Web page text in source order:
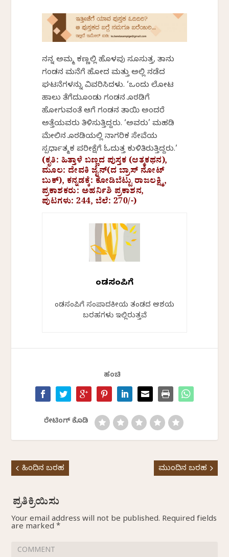
ನನ್ನ ಅಮ್ಮ ಕಣ್ಣಲ್ಲಿ ಹೊಳಪು ಸೂಸುತ್ತ, ತಾನು
ಗಂಡನ ಮನೆಗೆ ಹೋದ ಮತ್ತು ಅಲ್ಲಿ ನಡೆದ
ಘಟನೆಗಳನ್ನು ವಿವರಿಸಿದಳು. ‘ಒಂದು ಲೋಟ
ಹಾಲು ತೆಗೆದುಕೊಂಡು ಗಂಡನ ಕೊಠಡಿಗೆ
ಹೋಗುವಂತೆ ಆಕೆಗೆ ಗಂಡನ ತಾಯಿ ಅಂದರೆ
ಅತ್ತೆಯವರು ತಿಳಿಸುತ್ತಿದ್ದರು. ‘ಅವರು’ ಮಹಡಿ
ಮೇಲಿನ ಕೊಠಡಿಯಲ್ಲಿ ನಾಗರಿಕ ಸೇವೆಯ
ಸ್ಪರ್ಧಾತ್ಮಕ ಪರೀಕ್ಷೆಗೆ ಓದುತ್ತ ಕುಳಿತಿರುತ್ತಿದ್ದರು.’
(ಕೃತಿ: ಹಿತ್ತಾಳೆ ಬಣ್ಣದ ಪುಸ್ತಕ (ಆತ್ಮಕಥನ),
ಮೂಲ: ದೇವಕಿ ಜೈನ್‌(ದ ಬ್ರಾಸ್ ನೋಟ್
ಬುಕ್), ಕನ್ನಡಕ್ಕೆ: ಕೋಡಿಬೆಟ್ಟು ರಾಜಲಕ್ಷ್ಮಿ,
ಪ್ರಕಾಶಕರು: ಅಹರ್ನಿಶಿ ಪ್ರಕಾಶನ,
ಪುಟಗಳು: 244, ಬೆಲೆ: 270/-)
ಕೆಂಡಸಂಪಿಗೆ
ಕೆಂಡಸಂಪಿಗೆ ಸಂಪಾದಕೀಯ ತಂಡದ ಆಶಯ
ಬರಹಗಳು ಇಲ್ಲಿರುತ್ತವೆ
ಹಂಚಿ
ರೇಟಿಂಗ್ ಕೊಡಿ
ಹಿಂದಿನ ಬರಹ ಮುಂದಿನ ಬರಹ
Your email address will not be published. Required fields
are marked*